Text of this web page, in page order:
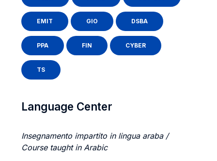
EMIT GIO DSBA
PPA FIN CYBER
TS
Language Center
Insegnamento impartito in lingua araba /
Course taught in Arabic